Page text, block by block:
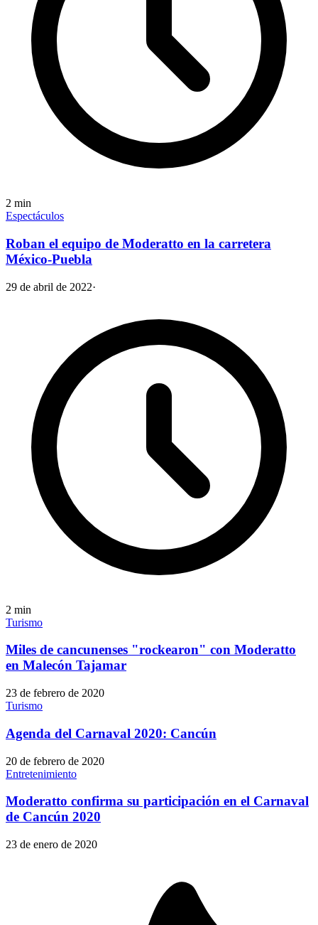
2 min
Espectáculos
Roban el equipo de Moderatto en la carretera
México-Puebla
29 de abril de 2022·
2 min
Turismo
Miles de cancunenses "rockearon" con Moderatto
en Malecón Tajamar
23 de febrero de 2020
Turismo
Agenda del Carnaval 2020: Cancún
20 de febrero de 2020
Entretenimiento
Moderatto confirma su participación en el Carnaval
de Cancún 2020
23 de enero de 2020